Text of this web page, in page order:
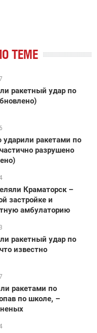
ТЕМЕ
ракетный удар по
ракетами по
разрушено
Краматорск –
застройке и
амбулаторию
ракетный удар по
известно
ракетами по
по школе, –